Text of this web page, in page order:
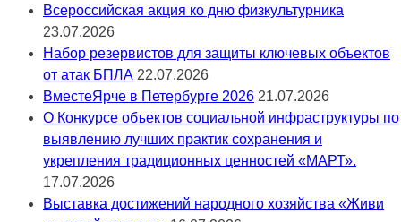
Всероссийская акция ко дню физкультурника
23.07.2026
Набор резервистов для защиты ключевых объектов
от атак БПЛА 22.07.2026
ВместеЯрче в Петербурге 2026 21.07.2026
О Конкурсе объектов социальной инфраструктуры по
выявлению лучших практик сохранения и
укрепления традиционных ценностей «МАРТ».
17.07.2026
Выставка достижений народного хозяйства «Живи